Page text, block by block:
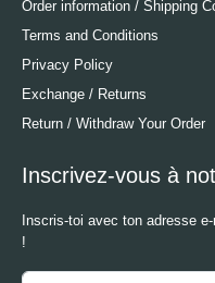
Order information / Shipping
Terms and Conditions
Privacy Policy
Exchange / Returns
Return / Withdraw Your Order
Inscrivez-vous à
Inscris-toi avec ton adresse
!